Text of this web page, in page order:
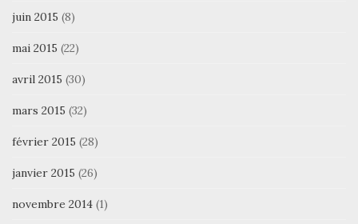
juin 2015 (8)
mai 2015 (22)
avril 2015 (30)
mars 2015 (32)
février 2015 (28)
janvier 2015 (26)
novembre 2014 (1)